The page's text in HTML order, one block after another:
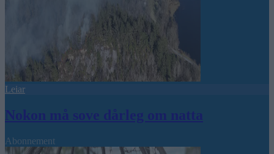
Leiar
Nokon må sove dårleg om natta
Abonnement